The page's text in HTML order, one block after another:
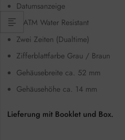
Datumsanzeige
5 ATM Water Resistant
Zwei Zeiten (Dualtime)
Zifferblattfarbe Grau / Braun
Gehäusebreite ca. 52 mm
Gehäusehöhe ca. 14 mm
Lieferung mit Booklet und Box.